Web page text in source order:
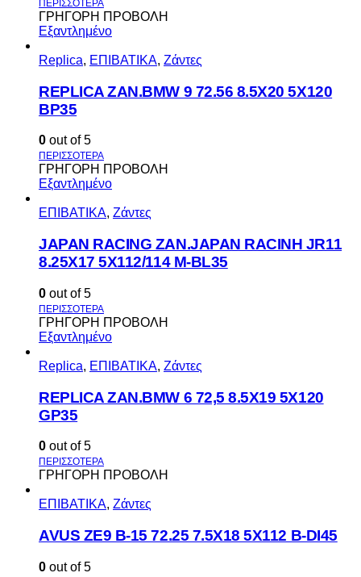
ΓΡΗΓΟΡΗ ΠΡΟΒΟΛΗ
Εξαντλημένο
Replica, ΕΠΙΒΑΤΙΚΑ, Ζάντες
REPLICA ZAN.BMW 9 72.56 8.5X20 5X120
BP35
0 out of 5
ΓΡΗΓΟΡΗ ΠΡΟΒΟΛΗ
Εξαντλημένο
ΕΠΙΒΑΤΙΚΑ, Ζάντες
JAPAN RACING ZAN.JAPAN RACINH JR11
8.25X17 5X112/114 M-BL35
0 out of 5
ΓΡΗΓΟΡΗ ΠΡΟΒΟΛΗ
Εξαντλημένο
Replica, ΕΠΙΒΑΤΙΚΑ, Ζάντες
REPLICA ZAN.BMW 6 72,5 8.5X19 5X120
GP35
0 out of 5
ΓΡΗΓΟΡΗ ΠΡΟΒΟΛΗ
ΕΠΙΒΑΤΙΚΑ, Ζάντες
AVUS ΖΕ9 Β-15 72.25 7.5Χ18 5Χ112 Β-DI45
0 out of 5